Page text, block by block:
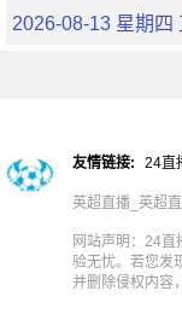
2026-08-13 星期四
友情链接: 24直
英超直播_英超
网站声明：24直
验无忧。若您发
并删除侵权内容